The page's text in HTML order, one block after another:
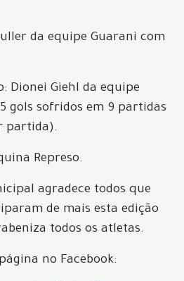
da equipe Guarani com
Dionei Giehl da equipe
gols sofridos em 9 partidas
partida).
Represo.
agradece todos que
de mais esta edição
todos os atletas.
no Facebook: